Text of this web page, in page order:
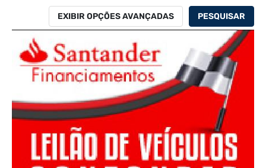
EXIBIR OPÇÕES AVANÇADAS PESQUISAR